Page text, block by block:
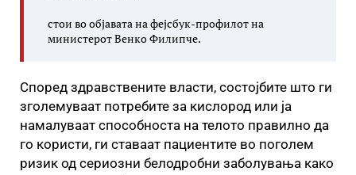
стои во објавата на фејсбук-профилот на
министерот Венко Филипче.
Според здравствените власти, состојбите што ги
зголемуваат потребите за кислород или ја
намалуваат способноста на телото правилно да
го користи, ги ставаат пациентите во поголем
ризик од сериозни белодробни заболувања како